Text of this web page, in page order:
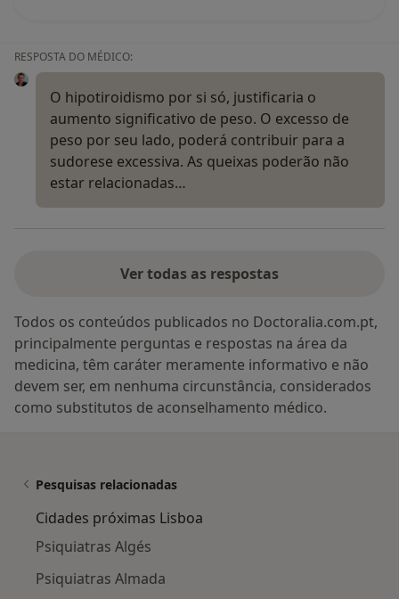
RESPOSTA DO MÉDICO:
O hipotiroidismo por si só, justificaria o
aumento significativo de peso. O excesso de
peso por seu lado, poderá contribuir para a
sudorese excessiva. As queixas poderão não
estar relacionadas…
Ver todas as respostas
Todos os conteúdos publicados no Doctoralia.com.pt,
principalmente perguntas e respostas na área da
medicina, têm caráter meramente informativo e não
devem ser, em nenhuma circunstância, considerados
como substitutos de aconselhamento médico.
Pesquisas relacionadas
Cidades próximas Lisboa
Psiquiatras Algés
Psiquiatras Almada